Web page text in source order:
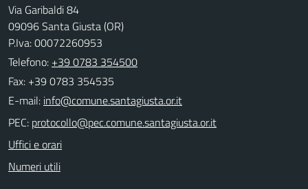
Via Garibaldi 84
09096 Santa Giusta (OR)
P.Iva: 00072260953
Telefono: +39 0783 354500
Fax: +39 0783 354535
E-mail:
PEC:
Uffici e orari
Numeri utili